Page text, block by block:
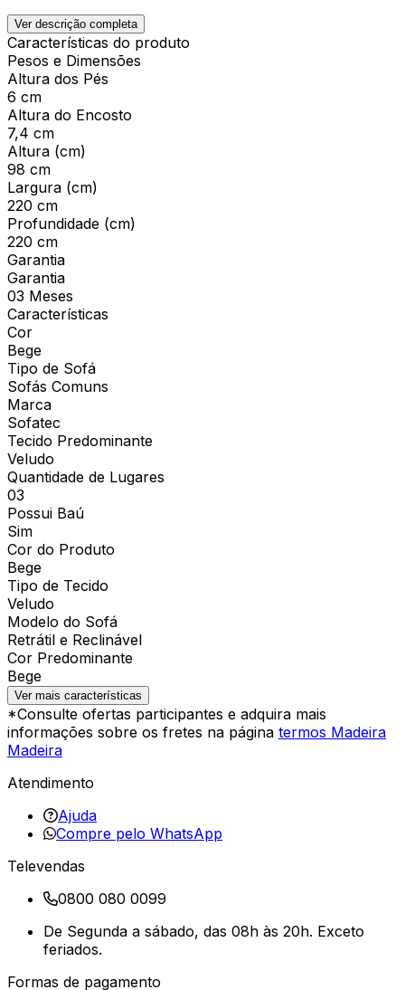
Ver descrição completa
Características do produto
Pesos e Dimensões
Altura dos Pés
6 cm
Altura do Encosto
7,4 cm
Altura (cm)
98 cm
Largura (cm)
220 cm
Profundidade (cm)
220 cm
Garantia
Garantia
03 Meses
Características
Cor
Bege
Tipo de Sofá
Sofás Comuns
Marca
Sofatec
Tecido Predominante
Veludo
Quantidade de Lugares
03
Possui Baú
Sim
Cor do Produto
Bege
Tipo de Tecido
Veludo
Modelo do Sofá
Retrátil e Reclinável
Cor Predominante
Bege
Ver mais características
*Consulte ofertas participantes e adquira mais
informações sobre os fretes na página termos Madeira
Madeira
Atendimento
Ajuda
Compre pelo WhatsApp
Televendas
0800 080 0099
De Segunda a sábado, das 08h às 20h. Exceto
feriados.
Formas de pagamento